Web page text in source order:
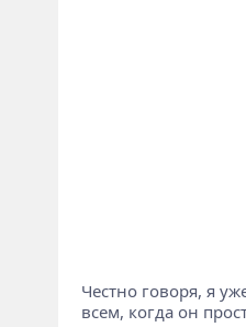
Честно говоря, я
всем, когда он